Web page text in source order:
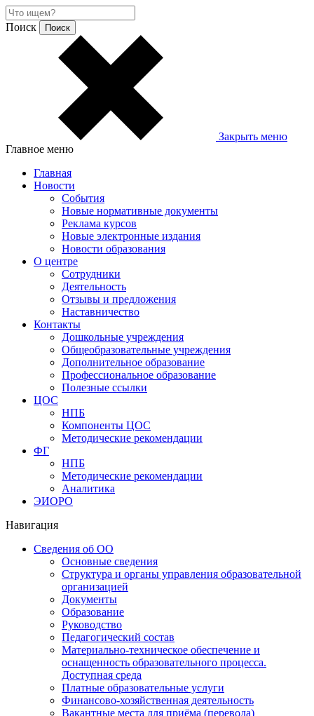
Поиск
Закрыть меню
Главное меню
Главная
Новости
События
Новые нормативные документы
Реклама курсов
Новые электронные издания
Новости образования
О центре
Сотрудники
Деятельность
Отзывы и предложения
Наставничество
Контакты
Дошкольные учреждения
Общеобразовательные учреждения
Дополнительное образование
Профессиональное образование
Полезные ссылки
ЦОС
НПБ
Компоненты ЦОС
Методические рекомендации
ФГ
НПБ
Методические рекомендации
Аналитика
ЭИОРО
Навигация
Сведения об ОО
Основные сведения
Структура и органы управления образовательной
организацией
Документы
Образование
Руководство
Педагогический состав
Материально-техническое обеспечение и
оснащенность образовательного процесса.
Доступная среда
Платные образовательные услуги
Финансово-хозяйственная деятельность
Вакантные места для приёма (перевода)